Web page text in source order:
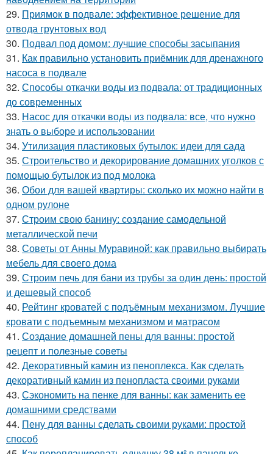
29. Приямок в подвале: эффективное решение для
отвода грунтовых вод
30. Подвал под домом: лучшие способы засыпания
31. Как правильно установить приёмник для дренажного
насоса в подвале
32. Способы откачки воды из подвала: от традиционных
до современных
33. Насос для откачки воды из подвала: все, что нужно
знать о выборе и использовании
34. Утилизация пластиковых бутылок: идеи для сада
35. Строительство и декорирование домашних уголков с
помощью бутылок из под молока
36. Обои для вашей квартиры: сколько их можно найти в
одном рулоне
37. Строим свою банину: создание самодельной
металлической печи
38. Советы от Анны Муравиной: как правильно выбирать
мебель для своего дома
39. Строим печь для бани из трубы за один день: простой
и дешевый способ
40. Рейтинг кроватей с подъёмным механизмом. Лучшие
кровати с подъемным механизмом и матрасом
41. Создание домашней пены для ванны: простой
рецепт и полезные советы
42. Декоративный камин из пеноплекса. Как сделать
декоративный камин из пенопласта своими руками
43. Сэкономить на пенке для ванны: как заменить ее
домашними средствами
44. Пену для ванны сделать своими руками: простой
способ